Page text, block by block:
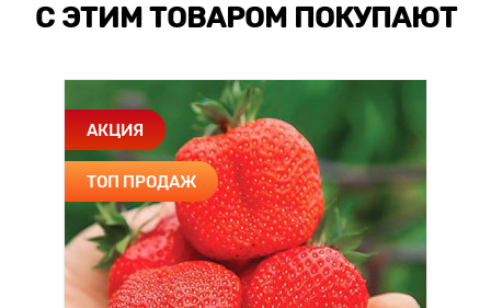
С ЭТИМ ТОВАРОМ ПОКУПАЮТ
АКЦИЯ
ТОП ПРОДАЖ